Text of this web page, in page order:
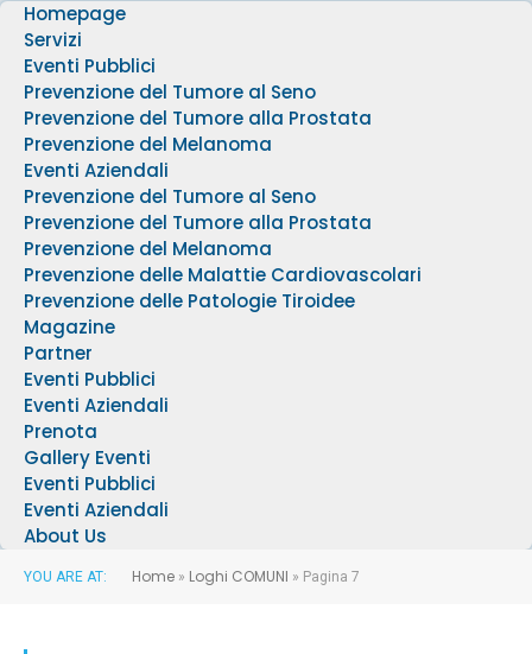
Homepage
Servizi
Eventi Pubblici
Prevenzione del Tumore al Seno
Prevenzione del Tumore alla Prostata
Prevenzione del Melanoma
Eventi Aziendali
Prevenzione del Tumore al Seno
Prevenzione del Tumore alla Prostata
Prevenzione del Melanoma
Prevenzione delle Malattie Cardiovascolari
Prevenzione delle Patologie Tiroidee
Magazine
Partner
Eventi Pubblici
Eventi Aziendali
Prenota
Gallery Eventi
Eventi Pubblici
Eventi Aziendali
About Us
YOU ARE AT: Home » Loghi COMUNI » Pagina 7